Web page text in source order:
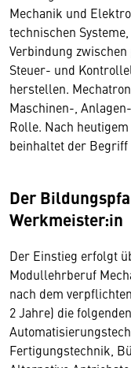
Mechanik und
technischen
Verbindung
Steuer- und
herstellen.
Maschinen-,
Rolle. Nach
beinhaltet der
Der
Werkmeister:in
Der Einstieg erfolgt
Modullehrberuf
nach dem
2 Jahre) die
Fertigungstechnik,